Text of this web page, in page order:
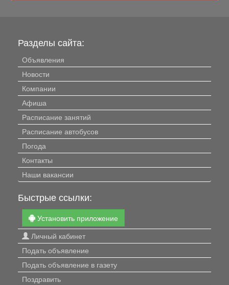
Разделы сайта:
Объявления
Новости
Компании
Афиша
Расписание занятий
Расписание автобусов
Погода
Контакты
Наши вакансии
Быстрые ссылки:
Установить приложение
Личный кабинет
Подать объявление
Подать объявление в газету
Поздравить